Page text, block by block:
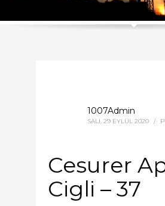
1007Admin
SALI, 29 EYLÜL 2020 /
Cesurer
Cigli – 37